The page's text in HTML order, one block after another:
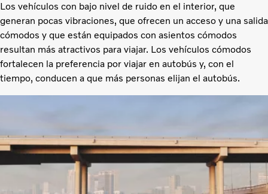
Los vehículos con bajo nivel de ruido en el interior, que
generan pocas vibraciones, que ofrecen un acceso y una salida
cómodos y que están equipados con asientos cómodos
resultan más atractivos para viajar. Los vehículos cómodos
fortalecen la preferencia por viajar en autobús y, con el
tiempo, conducen a que más personas elijan el autobús.